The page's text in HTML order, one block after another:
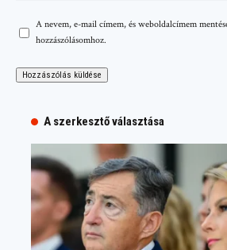
A nevem, e-mail címem, és weboldalcímem
hozzászólásomhoz.
A szerkesztő választása